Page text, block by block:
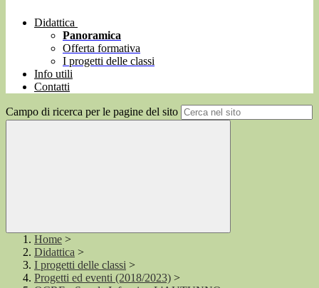
Didattica
Panoramica
Offerta formativa
I progetti delle classi
Info utili
Contatti
Campo di ricerca per le pagine del sito
Home >
Didattica >
I progetti delle classi >
Progetti ed eventi (2018/2023) >